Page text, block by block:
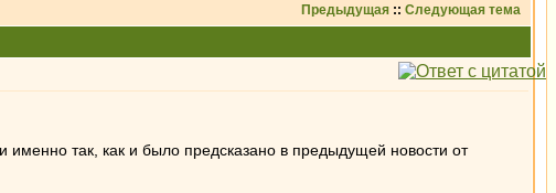
Предыдущая :: Следующая тема
так, как и было предсказано в предыдущей новости от